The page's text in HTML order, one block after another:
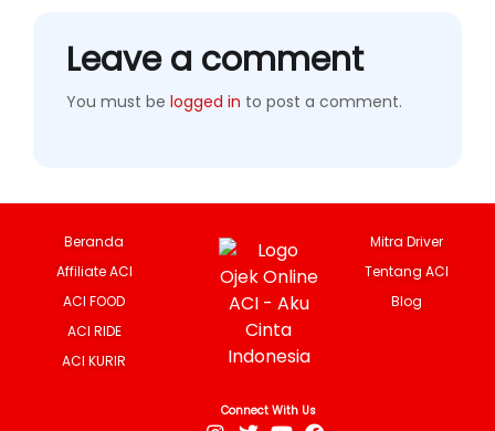
Leave a comment
You must be logged in to post a comment.
Beranda
Affiliate ACI
ACI FOOD
ACI RIDE
ACI KURIR
Connect With Us
Mitra Driver
Tentang ACI
Blog